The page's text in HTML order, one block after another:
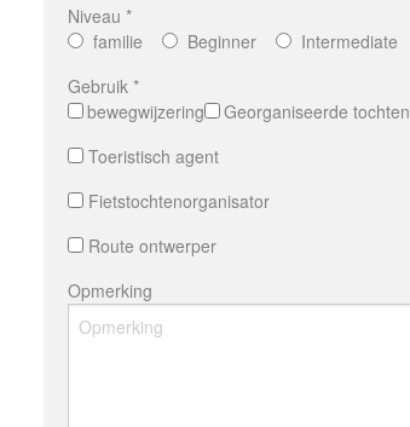
Niveau *
familie
Beginner Intermediate
Gebruik *
bewegwijzering
Georganiseerde tochten
Toeristisch agent
Fietstochtenorganisator
Route ontwerper
Opmerking